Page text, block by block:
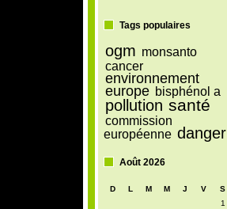
Tags populaires
ogm monsanto
cancer
environnement
europe bisphénol a
pollution santé
commission
européenne danger
Août 2026
D L M M J V
S
1